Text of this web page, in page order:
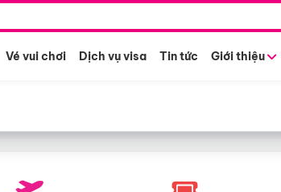
Vé vui chơi Dịch vụ visa Tin tức Giới thiệu